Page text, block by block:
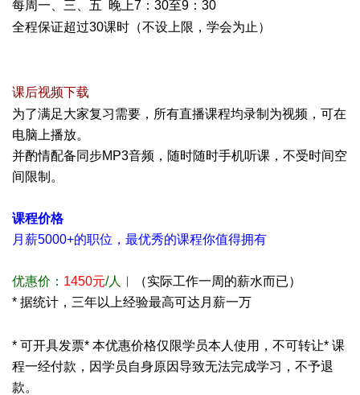
每周一、三、五 晚上7：30至9：30
全程保证超过30课时（不设上限，学会为止）
课后视频下载
为了满足大家复习需要，所有直播课程均录制为视频，可在
电脑上播放。
并酌情配备同步MP3音频，随时随时手机听课，不受时间空
间限制。
课程价格
月薪5000+的职位，最优秀的课程你值得拥有
优惠价： 1450元/人
︱（实际工作一周的薪水而已）
* 据统计，三年以上经验最高可达月薪一万
* 可开具发票* 本优惠价格仅限学员本人使用，不可转让* 课
程一经付款，因学员自身原因导致无法完成学习，不予退
款。